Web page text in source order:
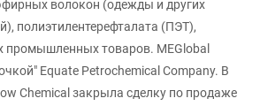
волокон (одежды и других
полиэтилентерефталата (ПЭТ),
промышленных товаров. MEGlobal
Equate Petrochemical Company. В
Chemical закрыла сделку по продаже